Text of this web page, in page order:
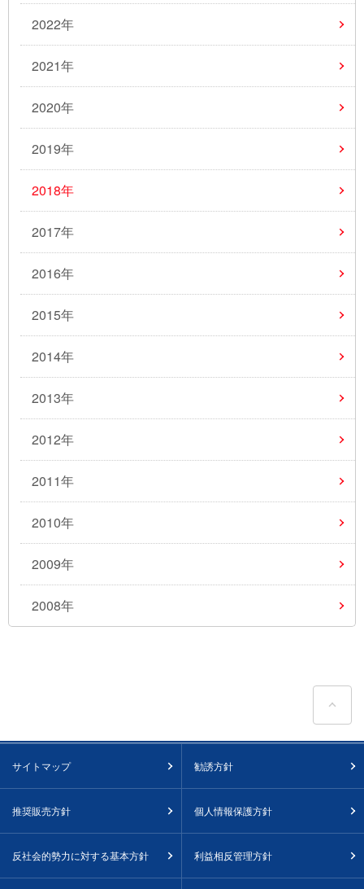
2022年
2021年
2020年
2019年
2018年
2017年
2016年
2015年
2014年
2013年
2012年
2011年
2010年
2009年
2008年
ペ
サイトマップ 勧誘方針
推奨販売方針 個人情報保護方針
反社会的勢力に対する基本方針 利益相反管理方針